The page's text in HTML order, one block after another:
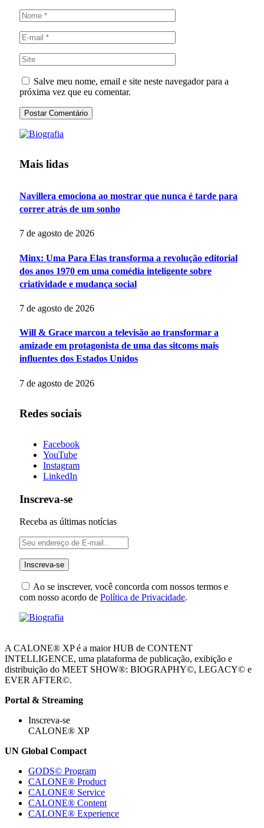
Salve meu nome, email e site neste navegador para a
próxima vez que eu comentar.
Mais lidas
Navillera emociona ao mostrar que nunca é tarde para
correr atrás de um sonho
7 de agosto de 2026
Minx: Uma Para Elas transforma a revolução editorial
dos anos 1970 em uma comédia inteligente sobre
criatividade e mudança social
7 de agosto de 2026
Will & Grace marcou a televisão ao transformar a
amizade em protagonista de uma das sitcoms mais
influentes dos Estados Unidos
7 de agosto de 2026
Redes sociais
Facebook
YouTube
Instagram
LinkedIn
Inscreva-se
Receba as últimas notícias
Ao se inscrever, você concorda com nossos termos e
com nosso acordo de Política de Privacidade.
A CALONE® XP é a maior HUB de CONTENT
INTELLIGENCE, uma plataforma de publicação, exibição e
distribuição do MEET SHOW®: BIOGRAPHY©, LEGACY© e
EVER AFTER©.
Portal & Streaming
Inscreva-se
CALONE® XP
UN Global Compact
GODS© Program
CALONE® Product
CALONE® Service
CALONE® Content
CALONE® Experience